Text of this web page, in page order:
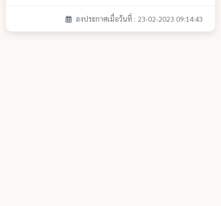
ลงประกาศเมื่อวันที่ : 23-02-2023 09:14:43